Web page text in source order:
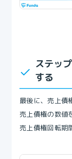
ステッ
する
最後に、売上債
売上債権の数値
売上債権回転期